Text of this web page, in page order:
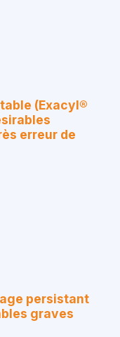
(Exacyl®
erreur de
persistant
graves